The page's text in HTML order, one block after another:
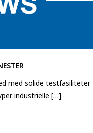
med solide testfasiliteter
industrielle […]